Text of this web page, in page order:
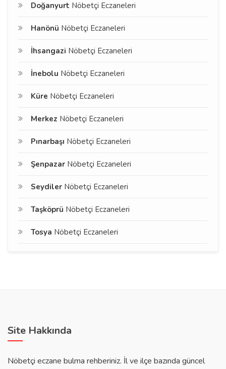
Doğanyurt Nöbetçi Eczaneleri
Hanönü Nöbetçi Eczaneleri
İhsangazi Nöbetçi Eczaneleri
İnebolu Nöbetçi Eczaneleri
Küre Nöbetçi Eczaneleri
Merkez Nöbetçi Eczaneleri
Pınarbaşı Nöbetçi Eczaneleri
Şenpazar Nöbetçi Eczaneleri
Seydiler Nöbetçi Eczaneleri
Taşköprü Nöbetçi Eczaneleri
Tosya Nöbetçi Eczaneleri
Site Hakkında
Nöbetçi eczane bulma rehberiniz. İl ve ilçe bazında güncel